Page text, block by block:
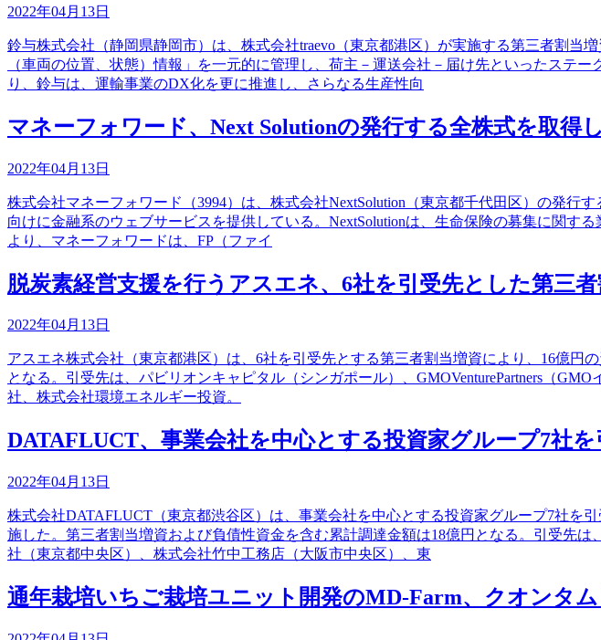
2022年04月13日
鈴与株式会社（静岡県静岡市）は、株式会社traevo（東京都港区）が実施する第三者割当
（車両の位置、状態）情報」を一元的に管理し、荷主－運送会社－届け先といったステ
り、鈴与は、運輸事業のDX化を更に推進し、さらなる生産性向
マネーフォワード、Next Solutionの発行する全株式を取得
2022年04月13日
株式会社マネーフォワード（3994）は、株式会社NextSolution（東京都千代田区）の発行
向けに金融系のウェブサービスを提供している。NextSolutionは、生命保険の募集に関
より、マネーフォワードは、FP（ファイ
脱炭素経営支援を行うアスエネ、6社を引受先とした第三
2022年04月13日
アスエネ株式会社（東京都港区）は、6社を引受先とする第三者割当増資により、16億
となる。引受先は、パビリオンキャピタル（シンガポール）、GMOVenturePartners（
社、株式会社環境エネルギー投資。
DATAFLUCT、事業会社を中心とする投資家グループ7社
2022年04月13日
株式会社DATAFLUCT（東京都渋谷区）は、事業会社を中心とする投資家グループ7社を
施した。第三者割当増資および負債性資金を含む累計調達金額は18億円となる。引受先
社（東京都中央区）、株式会社竹中工務店（大阪市中央区）、東
通年栽培いちご栽培ユニット開発のMD-Farm、クオンタ